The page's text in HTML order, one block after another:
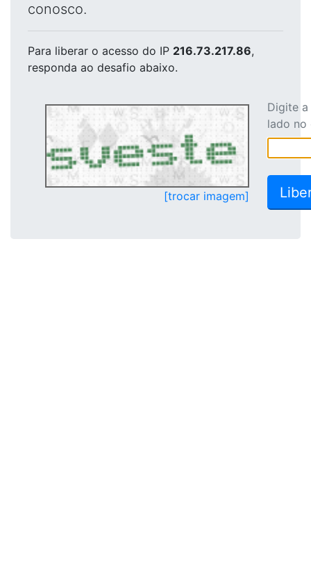
conosco.
Para liberar o acesso do IP 216.73.217.86,
responda ao desafio abaixo.
[trocar imagem]
Digite
lado no